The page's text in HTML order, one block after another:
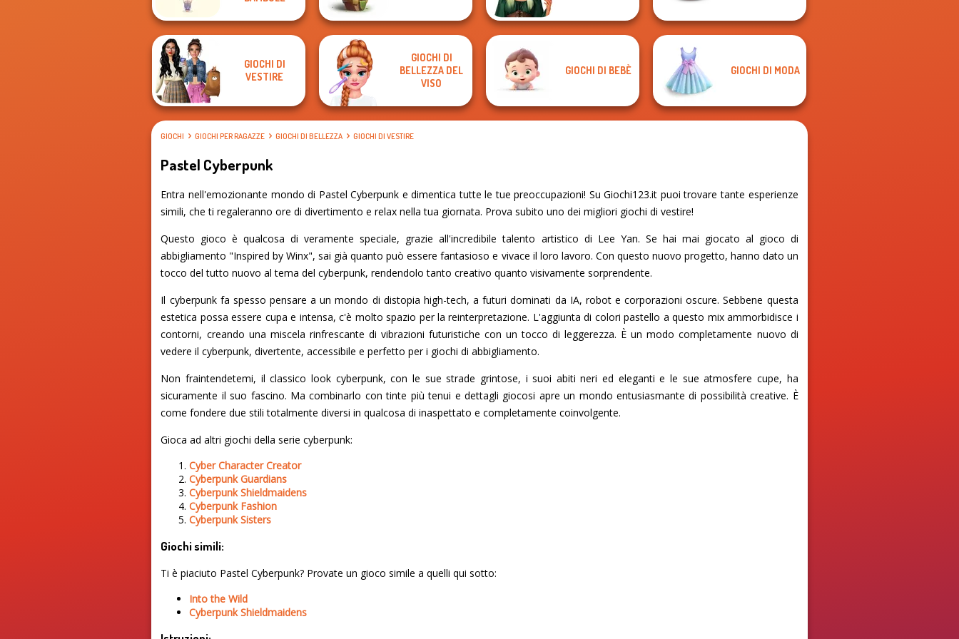
GIOCHI DI
VESTIRE
GIOCHI DI
BELLEZZA DEL
VISO
GIOCHI DI BEBÈ GIOCHI DI MODA
GIOCHI GIOCHI PER RAGAZZE GIOCHI DI BELLEZZA GIOCHI DI VESTIRE
Pastel Cyberpunk
Entra nell'emozionante mondo di Pastel Cyberpunk e dimentica tutte le tue preoccupazioni! Su Giochi123.it puoi trovare tante esperienze
simili, che ti regaleranno ore di divertimento e relax nella tua giornata. Prova subito uno dei migliori giochi di vestire!
Questo gioco è qualcosa di veramente speciale, grazie all'incredibile talento artistico di Lee Yan. Se hai mai giocato al gioco di
abbigliamento "Inspired by Winx", sai già quanto può essere fantasioso e vivace il loro lavoro. Con questo nuovo progetto, hanno dato un
tocco del tutto nuovo al tema del cyberpunk, rendendolo tanto creativo quanto visivamente sorprendente.
Il cyberpunk fa spesso pensare a un mondo di distopia high-tech, a futuri dominati da IA, robot e corporazioni oscure. Sebbene questa
estetica possa essere cupa e intensa, c'è molto spazio per la reinterpretazione. L'aggiunta di colori pastello a questo mix ammorbidisce i
contorni, creando una miscela rinfrescante di vibrazioni futuristiche con un tocco di leggerezza. È un modo completamente nuovo di
vedere il cyberpunk, divertente, accessibile e perfetto per i giochi di abbigliamento.
Non fraintendetemi, il classico look cyberpunk, con le sue strade grintose, i suoi abiti neri ed eleganti e le sue atmosfere cupe, ha
sicuramente il suo fascino. Ma combinarlo con tinte più tenui e dettagli giocosi apre un mondo entusiasmante di possibilità creative. È
come fondere due stili totalmente diversi in qualcosa di inaspettato e completamente coinvolgente.
Gioca ad altri giochi della serie cyberpunk:
Cyber Character Creator
Cyberpunk Guardians
Cyberpunk Shieldmaidens
Cyberpunk Fashion
Cyberpunk Sisters
Giochi simili:
Ti è piaciuto Pastel Cyberpunk? Provate un gioco simile a quelli qui sotto:
Into the Wild
Cyberpunk Shieldmaidens